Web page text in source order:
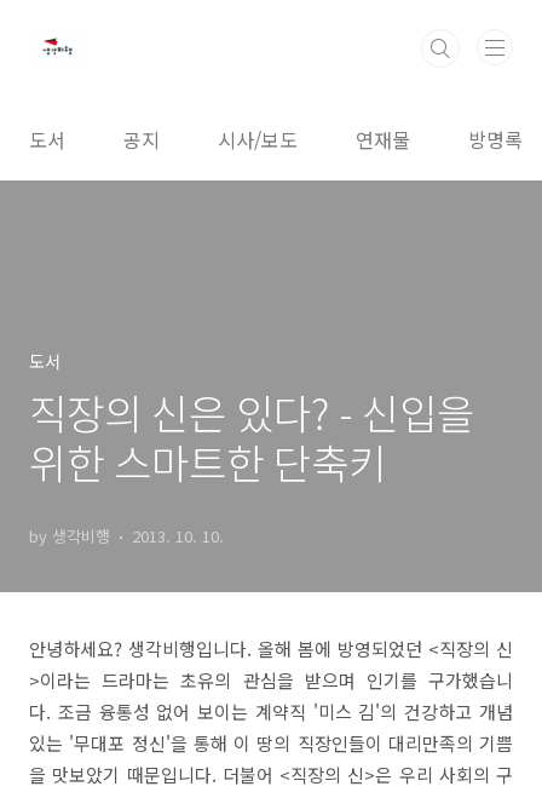
도서 공지 시사/보도 연재물 방명록
도서
직장의 신은 있다? - 신입을
위한 스마트한 단축키
by 생각비행 2013. 10. 10.
안녕하세요? 생각비행입니다. 올해 봄에 방영되었던 <직장의 신
>이라는 드라마는 초유의 관심을 받으며 인기를 구가했습니
다. 조금 융통성 없어 보이는 계약직 '미스 김'의 건강하고 개념
있는 '무대포 정신'을 통해 이 땅의 직장인들이 대리만족의 기쁨
을 맛보았기 때문입니다. 더불어 <직장의 신>은 우리 사회의 구